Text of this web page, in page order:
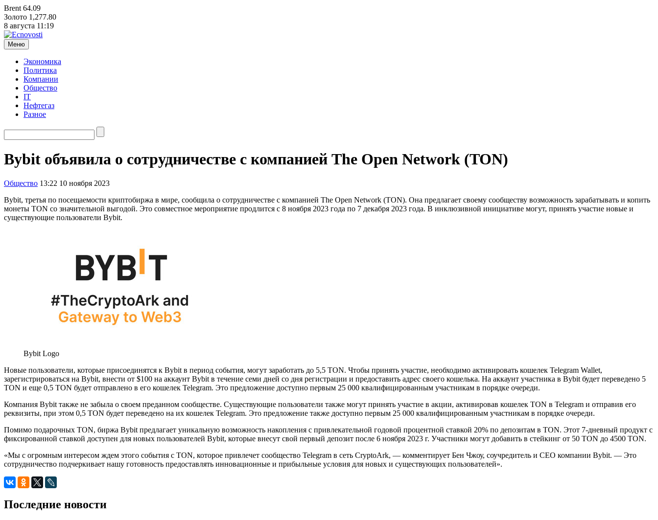
Brent 64.09
Золото 1,277.80
8 августа 11:19
Меню
Экономика
Политика
Компании
Общество
IT
Нефтегаз
Разное
Bybit объявила о сотрудничестве с компанией The Open Network (TON)
Общество 13:22 10 ноября 2023
Bybit, третья по посещаемости криптобиржа в мире, сообщила о сотрудничестве с компанией The Open Network (TON). Она предлагает своему сообществу возможность зарабатывать и копить
монеты TON со значительной выгодой. Это совместное мероприятие продлится с 8 ноября 2023 года по 7 декабря 2023 года. В инклюзивной инициативе могут, принять участие новые и
существующие пользователи Bybit.
Bybit Logo
Новые пользователи, которые присоединятся к Bybit в период события, могут заработать до 5,5 TON. Чтобы принять участие, необходимо активировать кошелек Telegram Wallet,
зарегистрироваться на Bybit, внести от $100 на аккаунт Bybit в течение семи дней со дня регистрации и предоставить адрес своего кошелька. На аккаунт участника в Bybit будет переведено 5
TON и еще 0,5 TON будет отправлено в его кошелек Telegram. Это предложение доступно первым 25 000 квалифицированным участникам в порядке очереди.
Компания Bybit также не забыла о своем преданном сообществе. Существующие пользователи также могут принять участие в акции, активировав кошелек TON в Telegram и отправив его
реквизиты, при этом 0,5 TON будет переведено на их кошелек Telegram. Это предложение также доступно первым 25 000 квалифицированным участникам в порядке очереди.
Помимо подарочных TON, биржа Bybit предлагает уникальную возможность накопления с привлекательной годовой процентной ставкой 20% по депозитам в TON. Этот 7-дневный продукт с
фиксированной ставкой доступен для новых пользователей Bybit, которые внесут свой первый депозит после 6 ноября 2023 г. Участники могут добавить в стейкинг от 50 TON до 4500 TON.
«Мы с огромным интересом ждем этого события с TON, которое привлечет сообщество Telegram в сеть CryptoArk, — комментирует Бен Чжоу, соучредитель и CEO компании Bybit. — Это
сотрудничество подчеркивает нашу готовность предоставлять инновационные и прибыльные условия для новых и существующих пользователей».
Последние новости